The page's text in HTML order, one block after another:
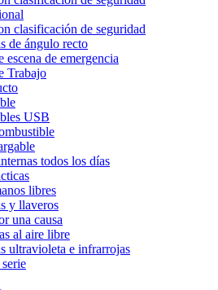
clasificación de seguridad
de ángulo recto
escena de emergencia
Trabajo
USB
todos los días
libres
y llaveros
una causa
al aire libre
ultravioleta e infrarrojas